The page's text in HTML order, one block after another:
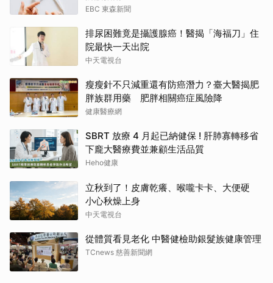
EBC 東森新聞
排尿困難竟是攝護腺癌！醫揭「海福刀」住
院最快一天出院
中天電視台
瘦瘦針不只減重還有防癌潛力？臺大醫揭肥
胖族群用藥 肥胖相關癌症風險降
健康醫療網
SBRT 放療 4 月起已納健保 ! 肝肺寡轉移省
下龐大醫療費並兼顧生活品質
Heho健康
立秋到了！皮膚乾癢、喉嚨卡卡、大便硬
小心秋燥上身
中天電視台
從體質看見老化 中醫健檢助銀髮族健康管理
TCnews 慈善新聞網